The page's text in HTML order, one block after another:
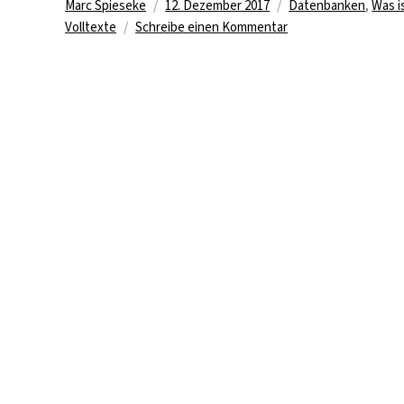
Autor
Marc Spieseke
Veröffentlicht
am
12. Dezember 2017 Kategorien
Datenbanken,Was
Volltexte
Schreibe einen Kommentarzu